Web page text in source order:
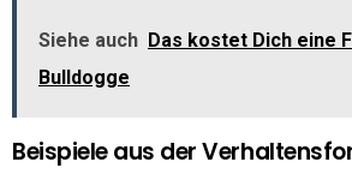
Siehe auch Das kostet Dich eine
Bulldogge
Beispiele aus der